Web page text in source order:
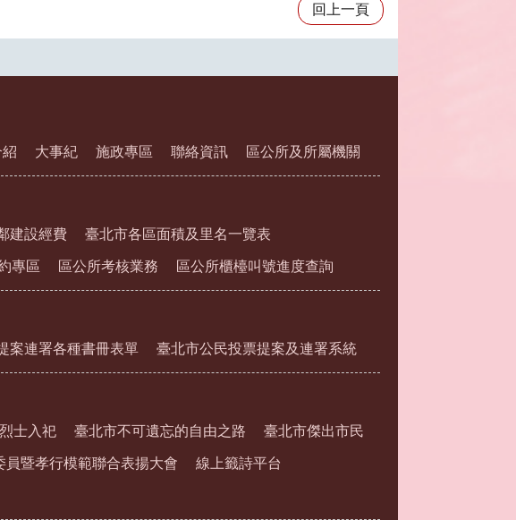
回上一頁
大事紀 施政專區 聯絡資訊 區公所及所屬機關
建設經費 臺北市各區面積及里名一覽表
專區 區公所考核業務 區公所櫃檯叫號進度查詢
案連署各種書冊表單 臺北市公民投票提案及連署系統
烈士入祀 臺北市不可遺忘的自由之路 臺北市傑出市民
暨孝行模範聯合表揚大會 線上籤詩平台